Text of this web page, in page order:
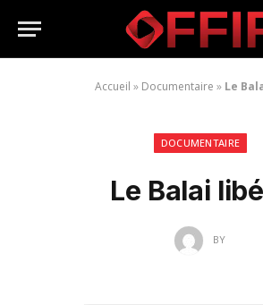
Accueil » Documentaire » Le
DOCUMENTAIRE
Le Balai
BY